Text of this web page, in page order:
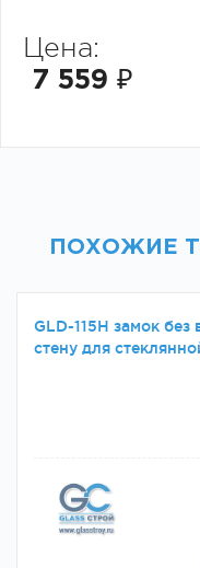
Цена:
7 559 ₽
ПОХОЖИЕ
GLD-115H замок без
стену для